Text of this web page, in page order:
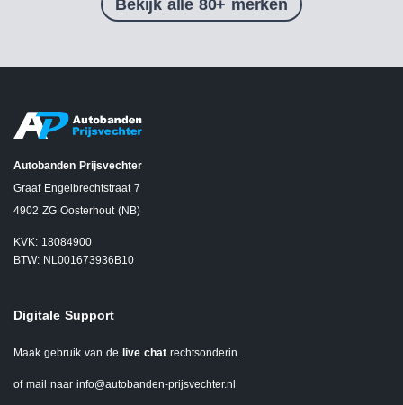
Bekijk alle 80+ merken
Autobanden Prijsvechter
Graaf Engelbrechtstraat 7
4902 ZG Oosterhout (NB)
KVK: 18084900
BTW: NL001673936B10
Digitale Support
Maak gebruik van de live chat rechtsonderin.
of mail naar info@autobanden-prijsvechter.nl